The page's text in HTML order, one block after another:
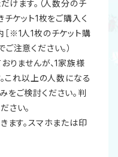
けます。（人数分のチ
チケット1枚をご購入く
※1人1枚のチケット購
注意ください。）
りませんが、1家族様
これ以上の人数になる
ご検討ください。判
さい。
ます。スマホまたは印